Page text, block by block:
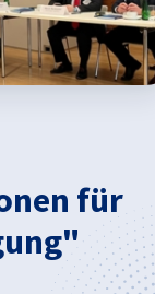
für